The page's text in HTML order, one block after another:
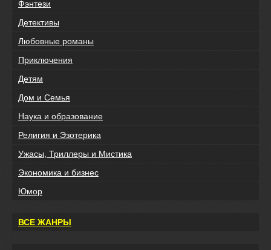
Фэнтези
Детективы
Любовные романы
Приключения
Детям
Дом и Семья
Наука и образование
Религия и Эзотерика
Ужасы, Триллеры и Мистика
Экономика и бизнес
Юмор
ВСЕ ЖАНРЫ